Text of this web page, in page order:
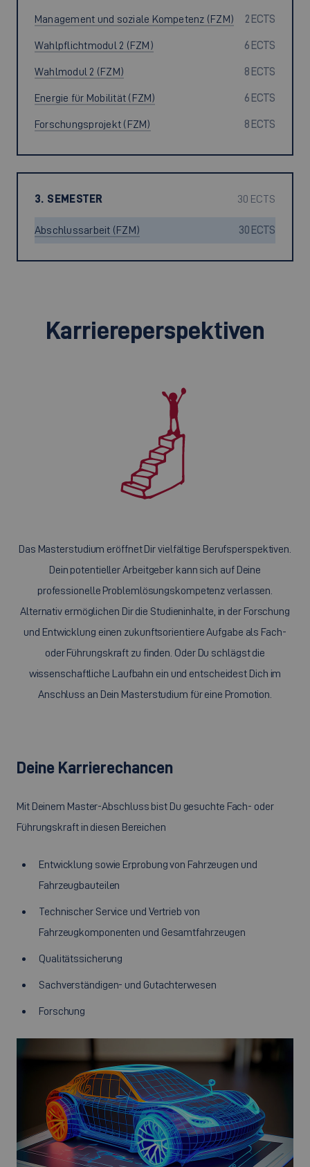
Management und soziale Kompetenz (FZM) 2 ECTS
Wahlpflichtmodul 2 (FZM) 6 ECTS
Wahlmodul 2 (FZM) 8 ECTS
Energie für Mobilität (FZM) 6 ECTS
Forschungsprojekt (FZM) 8 ECTS
3. SEMESTER 30 ECTS
Abschlussarbeit (FZM) 30 ECTS
Karriereperspektiven
Das Masterstudium eröffnet Dir vielfältige Berufsperspektiven.
Dein potentieller Arbeitgeber kann sich auf Deine
professionelle Problemlösungskompetenz verlassen.
Alternativ ermöglichen Dir die Studieninhalte, in der Forschung
und Entwicklung einen zukunftsorientiere Aufgabe als Fach-
oder Führungskraft zu finden. Oder Du schlägst die
wissenschaftliche Laufbahn ein und entscheidest Dich im
Anschluss an Dein Masterstudium für eine Promotion.
Deine Karrierechancen
Mit Deinem Master-Abschluss bist Du gesuchte Fach- oder
Führungskraft in diesen Bereichen
Entwicklung sowie Erprobung von Fahrzeugen und
Fahrzeugbauteilen
Technischer Service und Vertrieb von
Fahrzeugkomponenten und Gesamtfahrzeugen
Qualitätssicherung
Sachverständigen- und Gutachterwesen
Forschung